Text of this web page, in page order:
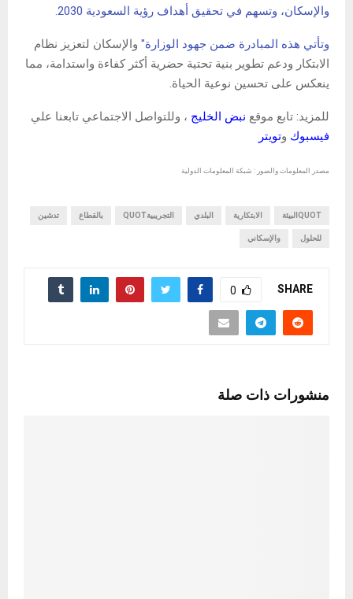
والإسكان، وتسهم في تحقيق أهداف رؤية السعودية 2030.
وتأتي هذه المبادرة ضمن جهود الوزارة" والإسكان لتعزيز نظام
الابتكار ودعم تطوير بنية تحتية حضرية أكثر كفاءة واستدامة، مما
ينعكس على تحسين نوعية الحياة.
للمزيد: تابع موقع نبض الخليج ، وللتواصل الاجتماعي تابعنا علي
فيسبوك وتويتر
مصدر المعلومات والصور : شبكة المعلومات الدولية
QUOTالبيئة الابتكارية البلدي التجريبيةQUOT بالقطاع تدشين
للحلول والإسكاني
SHARE
0
منشورات ذات صلة